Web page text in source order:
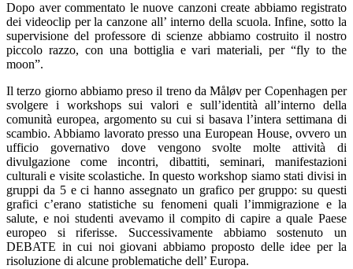
Dopo aver commentato le nuove canzoni create abbiamo registrato
dei videoclip per la canzone all’ interno della scuola. Infine, sotto la
supervisione del professore di scienze abbiamo costruito il nostro
piccolo razzo, con una bottiglia e vari materiali, per “fly to the
moon”.
Il terzo giorno abbiamo preso il treno da Måløv per Copenhagen per
svolgere i workshops sui valori e sull’identità all’interno della
comunità europea, argomento su cui si basava l’intera settimana di
scambio. Abbiamo lavorato presso una European House, ovvero un
ufficio governativo dove vengono svolte molte attività di
divulgazione come incontri, dibattiti, seminari, manifestazioni
culturali e visite scolastiche. In questo workshop siamo stati divisi in
gruppi da 5 e ci hanno assegnato un grafico per gruppo: su questi
grafici c’erano statistiche su fenomeni quali l’immigrazione e la
salute, e noi studenti avevamo il compito di capire a quale Paese
europeo si riferisse. Successivamente abbiamo sostenuto un
DEBATE in cui noi giovani abbiamo proposto delle idee per la
risoluzione di alcune problematiche dell’ Europa.